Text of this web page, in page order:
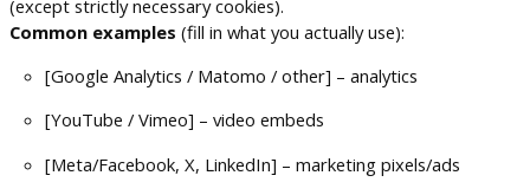
(except strictly necessary cookies).
Common examples (fill in what you actually use):
[Google Analytics / Matomo / other] – analytics
[YouTube / Vimeo] – video embeds
[Meta/Facebook, X, LinkedIn] – marketing pixels/ads